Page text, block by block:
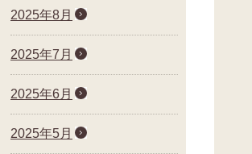
2025年8月
2025年7月
2025年6月
2025年5月